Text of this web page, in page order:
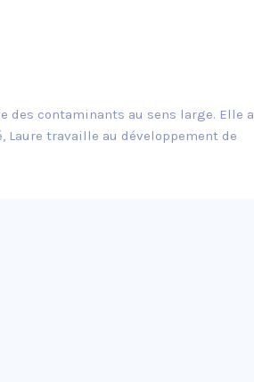
des contaminants au sens large. Elle a
travaille au développement de